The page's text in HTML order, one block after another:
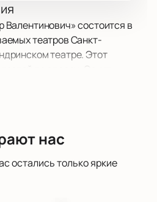
Валентинович» состоится в
театров Санкт-
театре. Этот
дом 6.
«Пётр Валентинович»
концертом. Это
ценителей их необычного
музыка — прозвучат
нас
остались только яркие